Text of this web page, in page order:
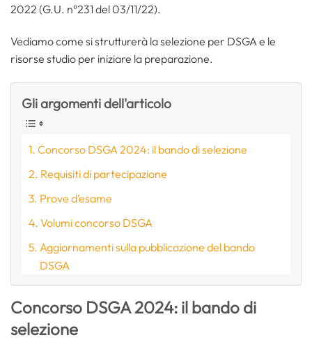
2022 (G.U. n°231 del 03/11/22).
Vediamo come si strutturerà la selezione per DSGA e le
risorse studio per iniziare la preparazione.
Gli argomenti dell'articolo
Concorso DSGA 2024: il bando di selezione
Requisiti di partecipazione
Prove d’esame
Volumi concorso DSGA
Aggiornamenti sulla pubblicazione del bando
DSGA
Concorso DSGA 2024: il bando di
selezione